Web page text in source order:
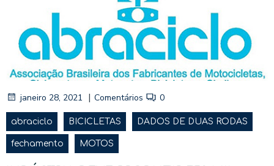
janeiro 28, 2021 | Comentários 0
abraciclo BICICLETAS DADOS DE DUAS RODAS
fechamento MOTOS